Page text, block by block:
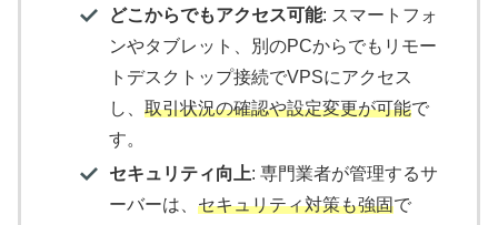
どこからでもアクセス可能: スマートフォ
ンやタブレット、別のPCからでもリモー
トデスクトップ接続でVPSにアクセス
し、 取引状況の確認や設定変更が可能で
す。
セキュリティ向上: 専門業者が管理するサ
ーバーは、 セキュリティ対策も強固で